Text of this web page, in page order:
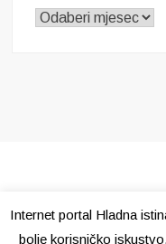
ARHIVA
Internet portal Hladna
bolje korisničko
Copyright © 2020 ·